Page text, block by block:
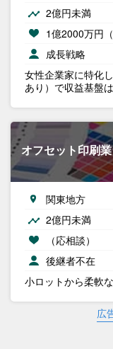
2億円未満
1億2000万円（
成長戦略
女性企業家に特化
あり）で収益基盤
オフセット印刷業
関東地方
2億円未満
（応相談）
後継者不在
小ロットから柔軟
広